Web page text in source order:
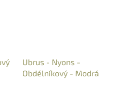
Ubrus - Nyons -
Obdélníkový - Modrá